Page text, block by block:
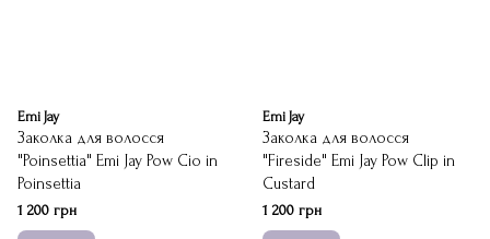
Emi Jay
Заколка для волосся
"Poinsettia" Emi Jay Pow Cio in
Poinsettia
1 200 грн
Emi Jay
Заколка для волосся
"Fireside" Emi Jay Pow Clip in
Custard
1 200 грн